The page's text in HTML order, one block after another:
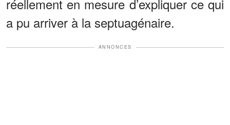
réellement en mesure d’expliquer ce qui
a pu arriver à la septuagénaire.
ANNONCES